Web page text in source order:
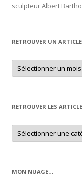
sculpteur Albert
RETROUVER UN
Retrouver
un
article
RETROUVER LES
Retrouver
les
articles
MON NUAGE…